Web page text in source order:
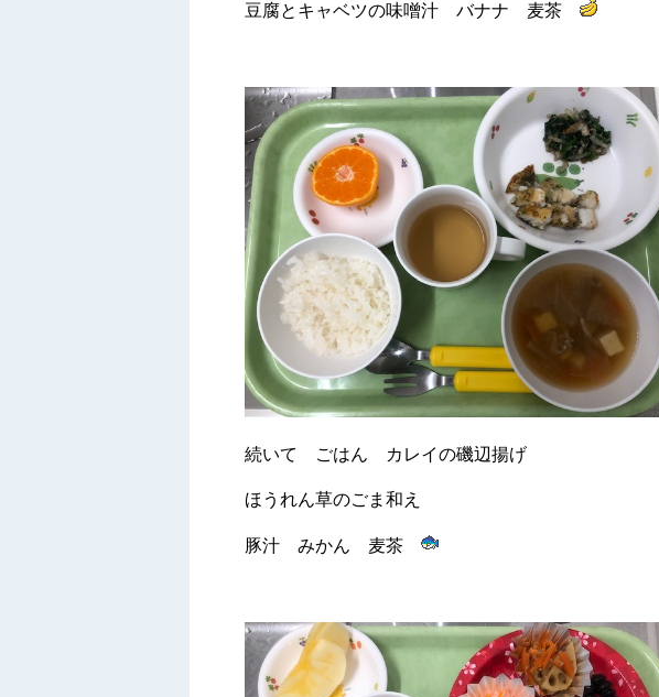
豆腐とキャベツの味噌汁 バナナ 麦茶
続いて ごはん カレイの磯辺揚げ
ほうれん草のごま和え
豚汁 みかん 麦茶